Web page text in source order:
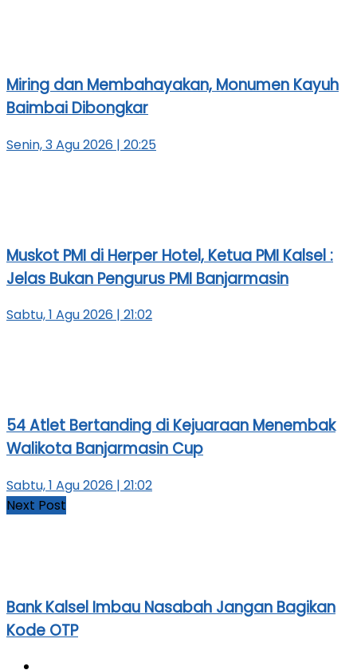
Miring dan Membahayakan, Monumen Kayuh
Baimbai Dibongkar
Senin, 3 Agu 2026 | 20:25
Muskot PMI di Herper Hotel, Ketua PMI Kalsel :
Jelas Bukan Pengurus PMI Banjarmasin
Sabtu, 1 Agu 2026 | 21:02
54 Atlet Bertanding di Kejuaraan Menembak
Walikota Banjarmasin Cup
Sabtu, 1 Agu 2026 | 21:02
Next Post
Bank Kalsel Imbau Nasabah Jangan Bagikan
Kode OTP